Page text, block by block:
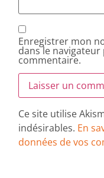
Enregistrer mon
dans le
commentaire.
Ce site utilise
indésirables. En
données de vos